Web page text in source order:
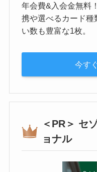
年会費&入会金無料
携や選べるカード種
い数も豊富な1枚。
今す
＜PR＞ セ
ョナル